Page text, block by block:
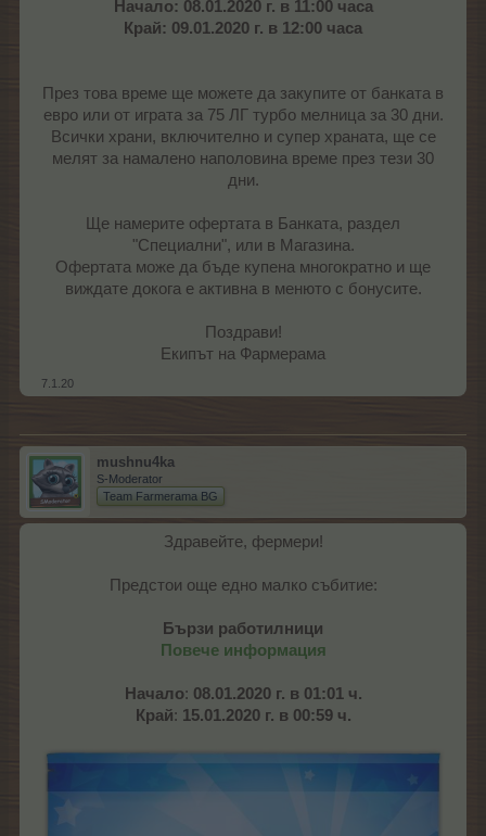
Начало: 08.01.2020 г. в 11:00 часа
Край: 09.01.2020 г. в 12:00 часа
През това време ще можете да закупите от банката в
евро или от играта за 75 ЛГ турбо мелница за 30 дни.
Всички храни, включително и супер храната, ще се
мелят за намалено наполовина време през тези 30
дни.
Ще намерите офертата в Банката, раздел
"Специални", или в Магазина.
Офертата може да бъде купена многократно и ще
виждате докога е активна в менюто с бонусите.
Поздрави!
Екипът на Фармерама​
7.1.20
mushnu4ka
S-Moderator
Team Farmerama BG
Здравейте, фермери!
Предстои още едно малко събитие:
Бързи работилници
Повече информация
Начало: 08.01.2020 г. в 01:01 ч.
Край: 15.01.2020 г. в 00:59 ч.